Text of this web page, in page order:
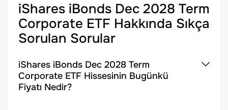
iShares iBonds Dec 2028 Term
Corporate ETF Hakkında Sıkça
Sorulan Sorular
iShares iBonds Dec 2028 Term
Corporate ETF Hissesinin Bugünkü
Fiyatı Nedir?